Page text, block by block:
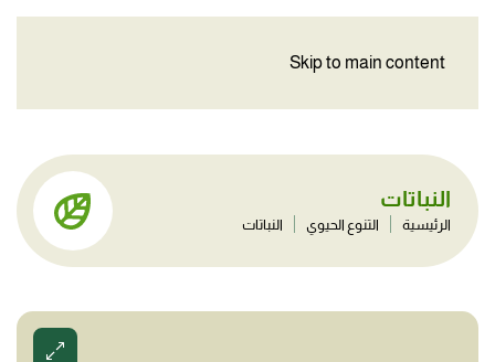
Skip to main content
النباتات
الرئيسية التنوع الحيوي النباتات